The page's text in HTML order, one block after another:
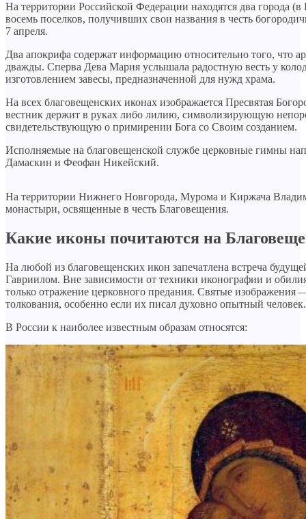
На территории Российской Федерации находятся два города
восемь поселков, получивших свои названия в честь
7 апреля.
Два апокрифа содержат информацию относительно того, что
дважды. Сперва Дева Мария услышала радостную весть у
изготовлением завесы, предназначенной для нужд храма.
На всех благовещенских иконах изображается Пресвятая
вестник держит в руках либо лилию, символизирующую
свидетельствующую о примирении Бога со Своим созданием.
Исполняемые на благовещенской службе церковные гимны
Дамаскин и Феофан Никейский.
На территории Нижнего Новгорода, Мурома и Киржача
монастыри, освященные в честь Благовещения.
Какие иконы почитаются на
На любой из благовещенских икон запечатлена встреча
Гавриилом. Вне зависимости от техники иконографии и
только отражение церковного предания. Святые изображения
толкования, особенно если их писал духовно опытный человек.
В России к наиболее известным образам относятся: